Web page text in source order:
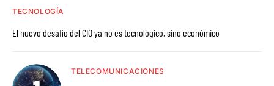
TECNOLOGÍA
El nuevo desafío del CIO ya no es tecnológico, sino económico
TELECOMUNICACIONES